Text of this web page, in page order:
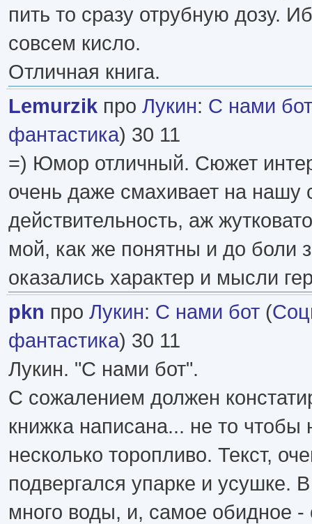
пить то сразу отрубную дозу.
совсем кисло.
Отличная книга.
Lemurzik про Лукин: С нами бот
фантастика) 30 11
=) Юмор отличный. Сюжет
очень даже смахивает на нашу
действительность, аж
мой, как же понятны и до боли
оказались характер и мысли
pkn про Лукин: С нами бот (
фантастика) 30 11
Лукин. "С нами бот".
С сожалением должен
книжка написана... не то
несколько торопливо. Текст,
подвергался упарке и усушке. В
много воды, и, самое обидное -